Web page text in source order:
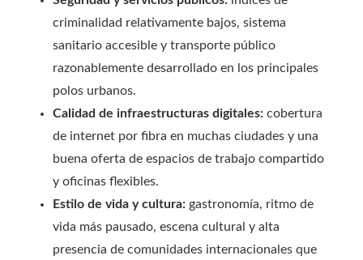
criminalidad relativamente bajos, sistema
sanitario accesible y transporte público
razonablemente desarrollado en los principales
polos urbanos.
Calidad de infraestructuras digitales: cobertura
de internet por fibra en muchas ciudades y una
buena oferta de espacios de trabajo compartido
y oficinas flexibles.
Estilo de vida y cultura: gastronomía, ritmo de
vida más pausado, escena cultural y alta
presencia de comunidades internacionales que